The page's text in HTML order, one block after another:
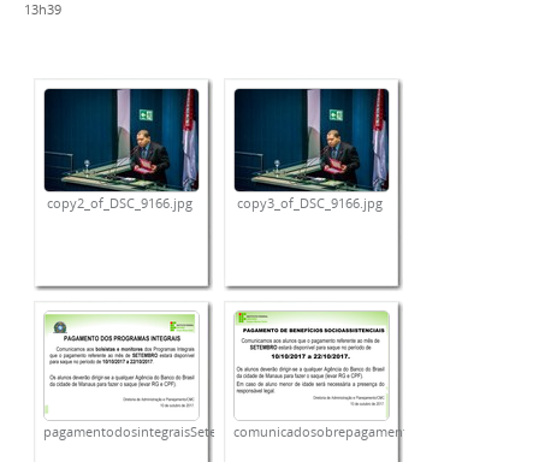
13h39
copy2_of_DSC_9166.jpg copy3_of_DSC_9166.jpg
pagamentodosintegraisSetembro1.png